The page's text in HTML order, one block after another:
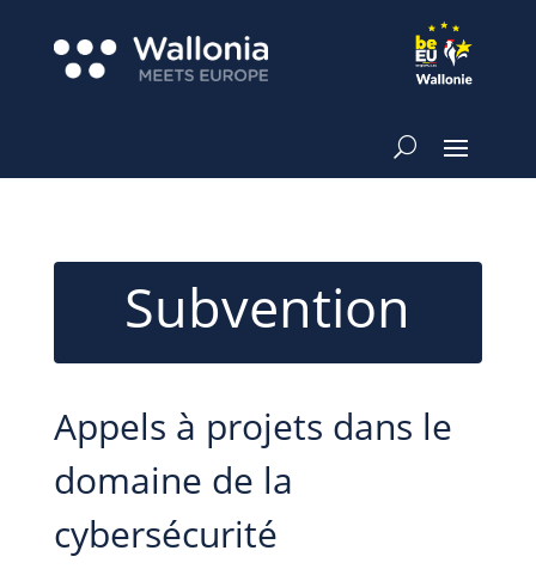
Subvention
Appels à projets dans le
domaine de la
cybersécurité